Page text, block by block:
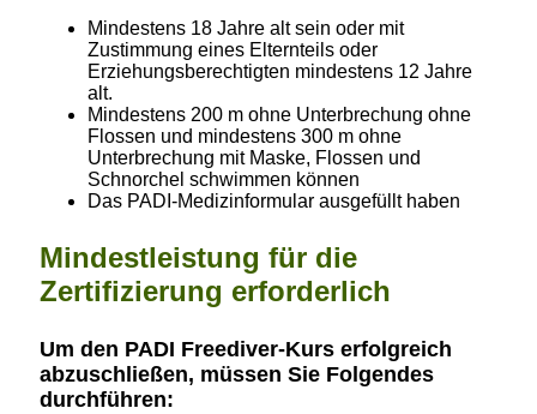
Mindestens 18 Jahre alt sein oder mit
Zustimmung eines Elternteils oder
Erziehungsberechtigten mindestens 12 Jahre
alt.
Mindestens 200 m ohne Unterbrechung ohne
Flossen und mindestens 300 m ohne
Unterbrechung mit Maske, Flossen und
Schnorchel schwimmen können
Das PADI-Medizinformular ausgefüllt haben
Mindestleistung für die
Zertifizierung erforderlich
Um den PADI Freediver-Kurs erfolgreich
abzuschließen, müssen Sie Folgendes
durchführen: